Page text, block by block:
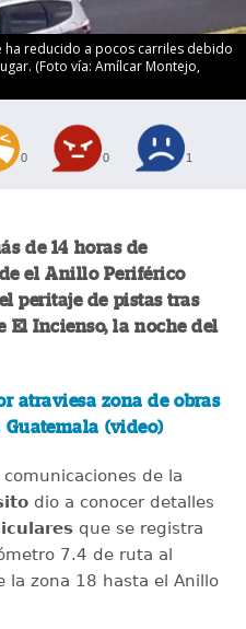
ha reducido a pocos carriles debido
(Foto vía: Amílcar Montejo,
0 0 1
de 14 horas de
el Anillo Periférico
peritaje de pistas tras
El Incienso, la noche del
atraviesa zona de obras
(video)
de la
dio a conocer detalles
que se registra
7.4 de ruta al
la zona 18 hasta el Anillo